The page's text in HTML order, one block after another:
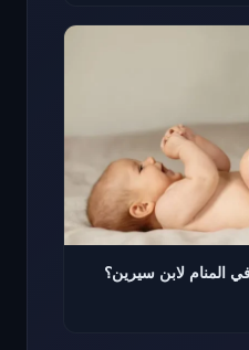
المنام لابن سيرين؟